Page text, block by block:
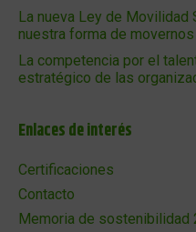
La nueva Ley de Movilidad
nuestra forma de movernos
La competencia por el
estratégico de las
Enlaces de interés
Certificaciones
Contacto
Memoria de sostenibilidad